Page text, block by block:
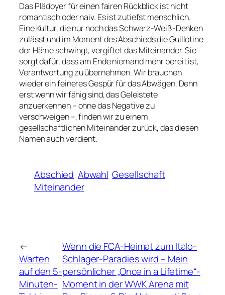
Das Plädoyer für einen fairen Rückblick ist nicht
romantisch oder naiv. Es ist zutiefst menschlich.
Eine Kultur, die nur noch das Schwarz-Weiß-Denken
zulässt und im Moment des Abschieds die Guillotine
der Häme schwingt, vergiftet das Miteinander. Sie
sorgt dafür, dass am Ende niemand mehr bereit ist,
Verantwortung zu übernehmen. Wir brauchen
wieder ein feineres Gespür für das Abwägen. Denn
erst wenn wir fähig sind, das Geleistete
anzuerkennen – ohne das Negative zu
verschweigen –, finden wir zu einem
gesellschaftlichen Miteinander zurück, das diesen
Namen auch verdient.
Abschied Abwahl Gesellschaft
Miteinander
←
Warten
auf den 5-
Minuten-
Wenn die FCA-Heimat zum Italo-
Schlager-Paradies wird – Mein
persönlicher „Once in a Lifetime“-
Moment in der WWK Arena mit